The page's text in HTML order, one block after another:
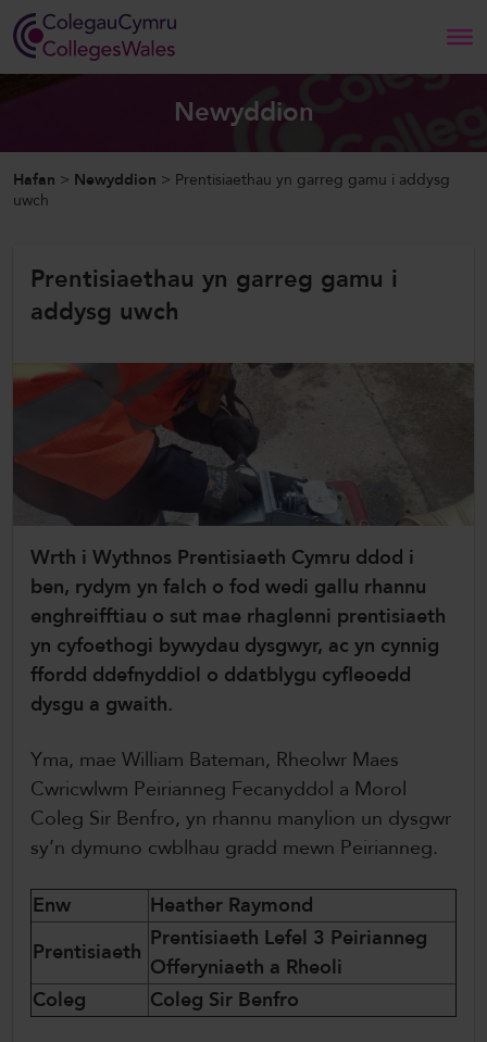
Hafan
Ein Gwaith
Newyddion a Digwyddiadau
Cysylltwch â Ni
ColegauCymru
ColegauCymru Rhyngwladol
Chwaraeon ColegauCymru
Newyddion
Hafan > Newyddion > Prentisiaethau yn garreg gamu i addysg
uwch
Prentisiaethau yn garreg gamu i
addysg uwch
Wrth i Wythnos Prentisiaeth Cymru ddod i
ben, rydym yn falch o fod wedi gallu rhannu
enghreifftiau o sut mae rhaglenni prentisiaeth
yn cyfoethogi bywydau dysgwyr, ac yn cynnig
ffordd ddefnyddiol o ddatblygu cyfleoedd
dysgu a gwaith.
Yma, mae William Bateman, Rheolwr Maes
Cwricwlwm Peirianneg Fecanyddol a Morol
Coleg Sir Benfro, yn rhannu manylion un dysgwr
sy’n dymuno cwblhau gradd mewn Peirianneg.
Enw
Heather Raymond
Prentisiaeth
Prentisiaeth Lefel 3 Peirianneg
Offeryniaeth a Rheoli
Coleg
Coleg Sir Benfro